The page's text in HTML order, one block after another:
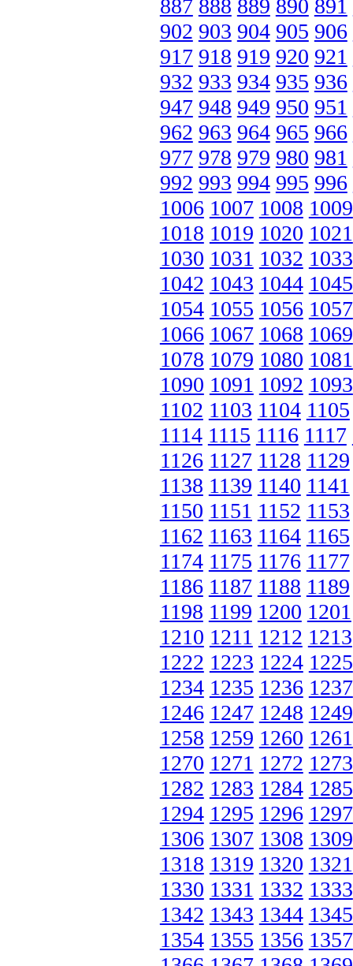
887 888 889 890 891
902 903 904 905 906
917 918 919 920 921
932 933 934 935 936
947 948 949 950 951
962 963 964 965 966
977 978 979 980 981
992 993 994 995 996
1006 1007 1008 1009
1018 1019 1020 1021
1030 1031 1032 1033
1042 1043 1044 1045
1054 1055 1056 1057
1066 1067 1068 1069
1078 1079 1080 1081
1090 1091 1092 1093
1102 1103 1104 1105
1114 1115 1116 1117
1126 1127 1128 1129
1138 1139 1140 1141
1150 1151 1152 1153
1162 1163 1164 1165
1174 1175 1176 1177
1186 1187 1188 1189
1198 1199 1200 1201
1210 1211 1212 1213
1222 1223 1224 1225
1234 1235 1236 1237
1246 1247 1248 1249
1258 1259 1260 1261
1270 1271 1272 1273
1282 1283 1284 1285
1294 1295 1296 1297
1306 1307 1308 1309
1318 1319 1320 1321
1330 1331 1332 1333
1342 1343 1344 1345
1354 1355 1356 1357